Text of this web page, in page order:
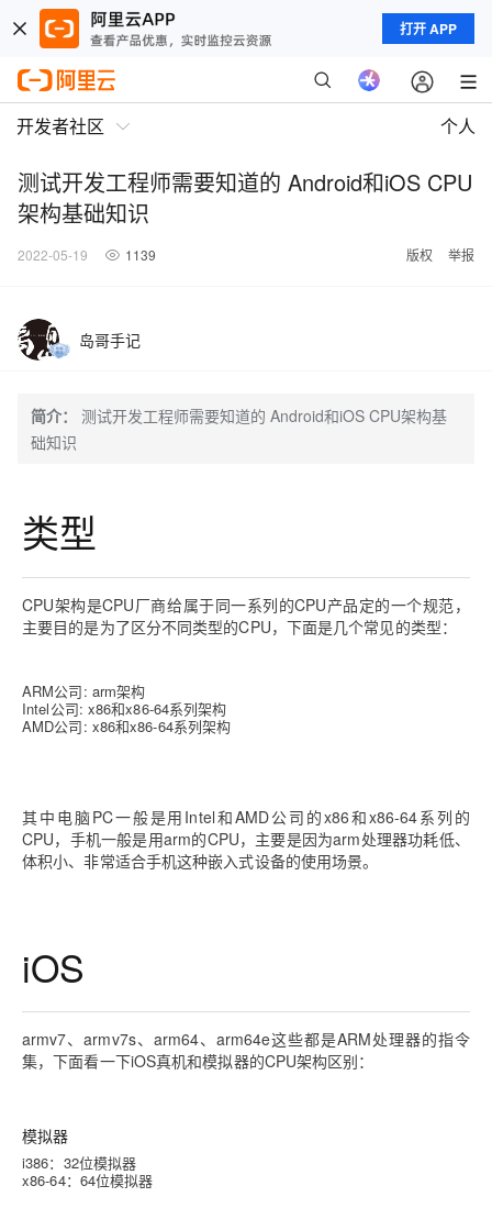
打开 APP
开发者社区 个人
测试开发工程师需要知道的 Android和iOS CPU
架构基础知识
2022-05-19 1139 版权 举报
岛哥手记
简介：
测试开发工程师需要知道的 Android和iOS CPU架构基
础知识
类型
CPU架构是CPU厂商给属于同一系列的CPU产品定的一个规范，
主要目的是为了区分不同类型的CPU，下面是几个常见的类型：
ARM公司: arm架构
Intel公司: x86和x86-64系列架构
AMD公司: x86和x86-64系列架构
其中电脑PC一般是用 Intel和AMD公司的x86和x86-64系列的
CPU， 手机一般是用arm的CPU，主要是因为arm处理器功耗低、
体积小、非常适合手机这种嵌入式设备的使用场景。
iOS
armv7、armv7s、arm64、arm64e这些都是ARM处理器的指令
集，下面看一下iOS真机和模拟器的CPU架构区别：
模拟器
i386：32位模拟器
x86-64：64位模拟器